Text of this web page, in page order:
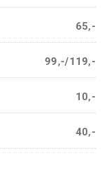
65,-
99,-/119,-
10,-
40,-